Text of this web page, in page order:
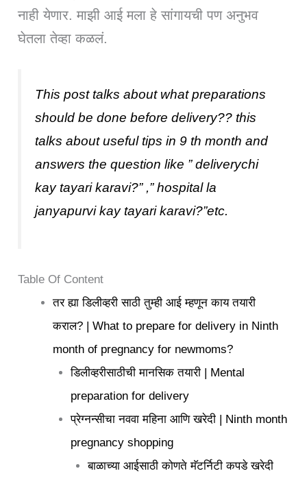
नाही येणार. माझी आई मला हे सांगायची पण अनुभव
घेतला तेव्हा कळलं.
This post talks about what preparations
should be done before delivery?? this
talks about useful tips in 9 th month and
answers the question like ” deliverychi
kay tayari karavi?” ,” hospital la
janyapurvi kay tayari karavi?”etc.
Table Of Content
तर ह्या डिलीव्हरी साठी तुम्ही आई म्हणून काय तयारी
कराल? | What to prepare for delivery in Ninth
month of pregnancy for newmoms?
डिलीव्हरीसाठीची मानसिक तयारी | Mental
preparation for delivery
प्रेग्नन्सीचा नववा महिना आणि खरेदी | Ninth month
pregnancy shopping
बाळाच्या आईसाठी कोणते मॅटर्निटी कपडे खरेदी